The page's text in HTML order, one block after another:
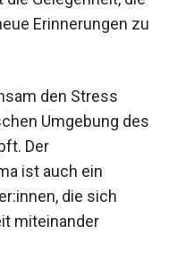
Gelegenheit, die
Erinnerungen
den Stress
Umgebung
Der
ist auch ein
die sich
miteinander